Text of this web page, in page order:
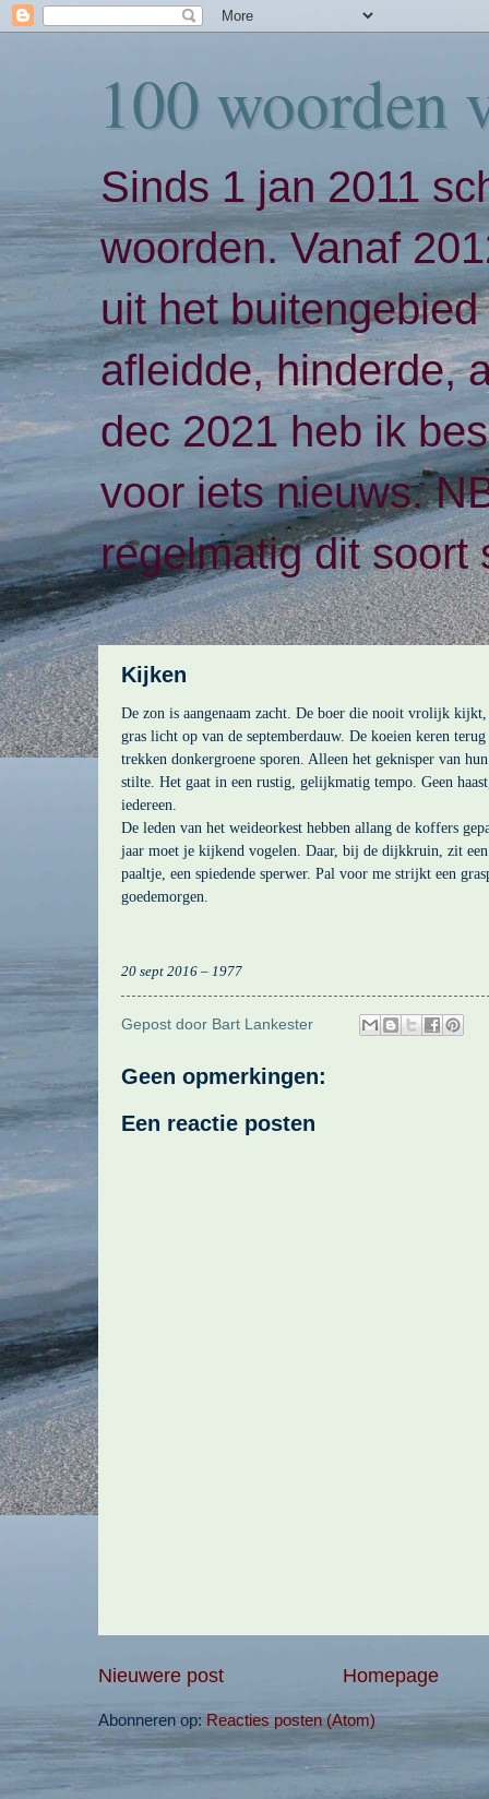
100 woorden
Sinds 1 jan 2011
woorden. Vanaf
uit het
afleidde, hinderde,
dec 2021 heb ik
voor iets nieuws.
regelmatig dit soort
Kijken
De zon is aangenaam zacht. De boer die nooit vrolijk
gras licht op van de septemberdauw. De koeien keren
trekken donkergroene sporen. Alleen het geknisper van
stilte. Het gaat in een rustig, gelijkmatig tempo. Geen
iedereen.
De leden van het weideorkest hebben allang de koffers
jaar moet je kijkend vogelen. Daar, bij de dijkkruin, zit
paaltje, een spiedende sperwer. Pal voor me strijkt een
goedemorgen.
20 sept 2016 – 1977
Gepost door Bart Lankester
Geen opmerkingen:
Een reactie posten
Nieuwere post Homepage
Abonneren op: Reacties posten (Atom)